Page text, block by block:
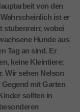
von den
ist er
stubenrein; wobei
Hunde aus
Tag an sind. Er
keine Kleintiere;
Wir sehen Nelson
mit Garten
sollten in